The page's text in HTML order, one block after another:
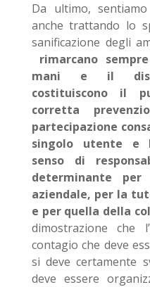
Da ultimo,
anche trattando lo
sanificazione degli
rimarcano
mani e il
costituiscono il
corretta
partecipazione
singolo utente e
senso di
determinante
aziendale, per la
e per quella della
dimostrazione che
contagio che deve
si deve certamente
deve essere